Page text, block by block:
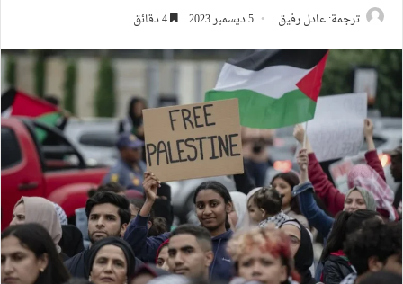
ترجمة: عادل رفيق 5 ديسمبر 2023